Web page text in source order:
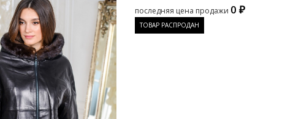
последняя цена продажи 0 ₽
ТОВАР РАСПРОДАН